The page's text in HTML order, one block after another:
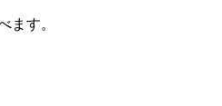
ます。